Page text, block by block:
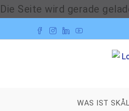
Die Seite wird gerade
WAS IST